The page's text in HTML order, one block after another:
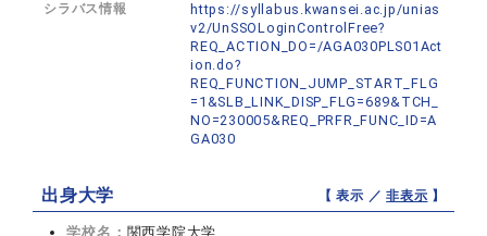
シラバス情報
https://syllabus.kwansei.ac.jp/unias
v2/UnSSOLoginControlFree?
REQ_ACTION_DO=/AGA030PLS01Act
ion.do?
REQ_FUNCTION_JUMP_START_FLG
=1&SLB_LINK_DISP_FLG=689&TCH_
NO=230005&REQ_PRFR_FUNC_ID=A
GA030
出身大学 【 表示 ／非表示 】
学校名： 関西学院大学